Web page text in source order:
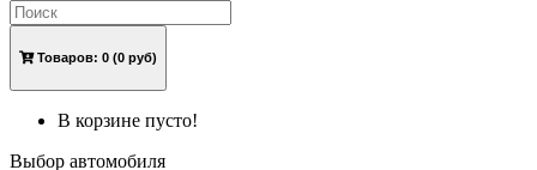
Товаров: 0 (0 руб)
В корзине пусто!
Выбор автомобиля